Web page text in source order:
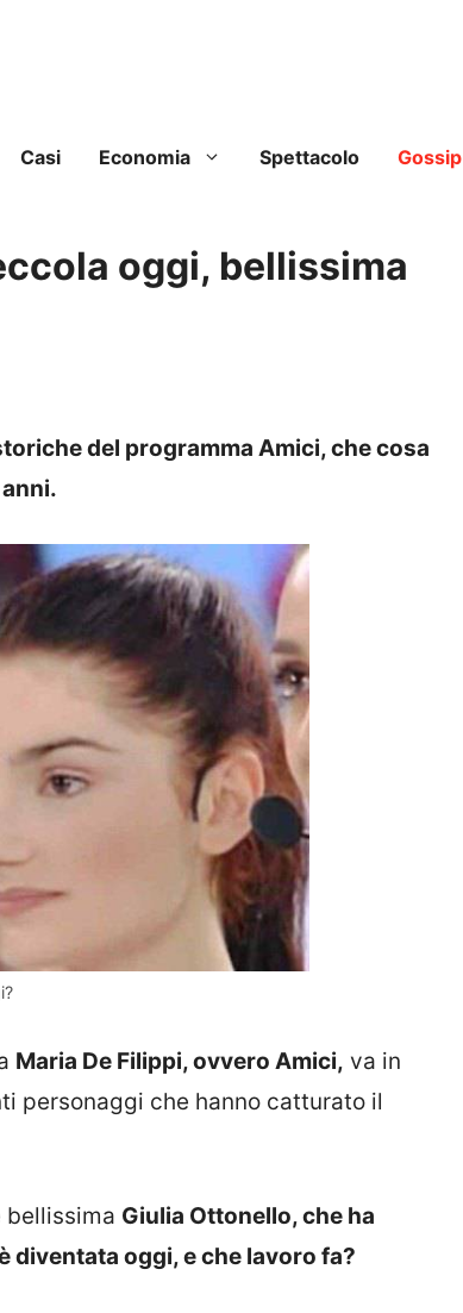
Casi Economia Spettacolo Gossip
oggi, bellissima
del programma Amici, che cosa
Maria De Filippi, ovvero Amici, va in
personaggi che hanno catturato il
bellissima Giulia Ottonello, che ha
diventata oggi, e che lavoro fa?